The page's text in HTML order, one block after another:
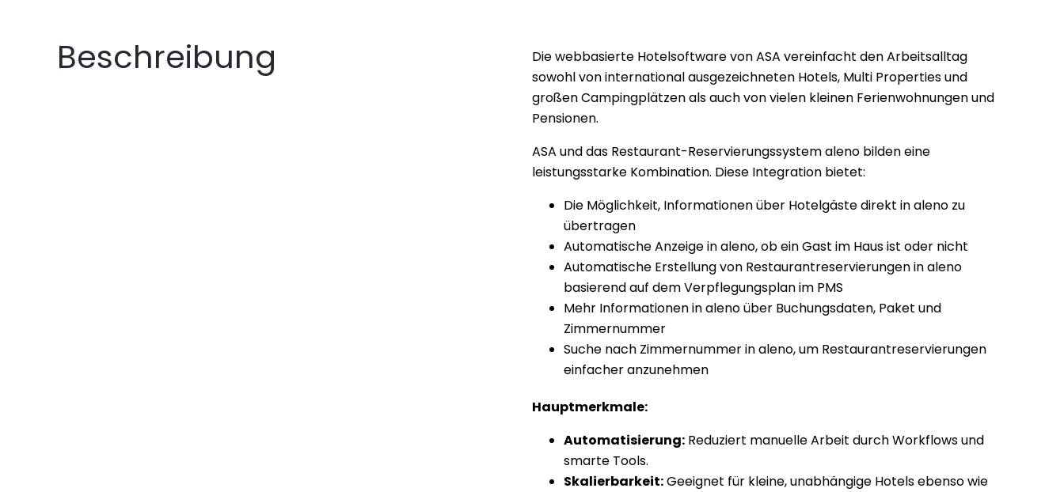
Beschreibung
Die webbasierte Hotelsoftware von ASA vereinfacht den Arbeitsalltag
sowohl von international ausgezeichneten Hotels, Multi Properties und
großen Campingplätzen als auch von vielen kleinen Ferienwohnungen und
Pensionen.
ASA und das Restaurant-Reservierungssystem aleno bilden eine
leistungsstarke Kombination. Diese Integration bietet:
Die Möglichkeit, Informationen über Hotelgäste direkt in aleno zu
übertragen
Automatische Anzeige in aleno, ob ein Gast im Haus ist oder nicht
Automatische Erstellung von Restaurantreservierungen in aleno
basierend auf dem Verpflegungsplan im PMS
Mehr Informationen in aleno über Buchungsdaten, Paket und
Zimmernummer
Suche nach Zimmernummer in aleno, um Restaurantreservierungen
einfacher anzunehmen
Hauptmerkmale:
Automatisierung: Reduziert manuelle Arbeit durch Workflows und
smarte Tools.
Skalierbarkeit: Geeignet für kleine, unabhängige Hotels ebenso wie